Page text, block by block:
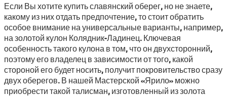
Если Вы хотите купить славянский оберег, но не знаете,
какому из них отдать предпочтение, то стоит обратить
особое внимание на универсальные варианты, например,
на золотой кулон Колядник-Ладинец. Ключевая
особенность такого кулона в том, что он двухсторонний,
поэтому его владелец в зависимости от того, какой
стороной его будет носить, получит покровительство сразу
двух оберегов. В нашей Мастерской «Ярило» можно
приобрести такой талисман, изготовленный из золота